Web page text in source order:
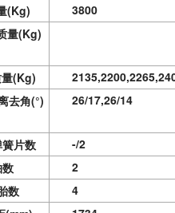
(Kg) 3800
量(Kg)
(Kg)
去角(°) 26/17,26/14
片数 -/2
2
数
4